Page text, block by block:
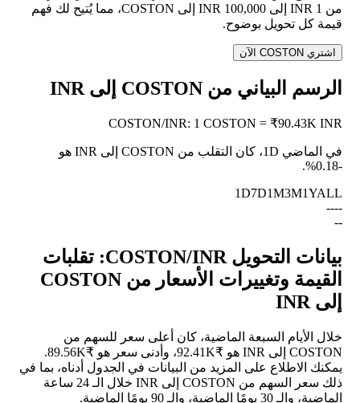
من 1 INR إلى 100,000 INR إلى COSTON، مما يُتيح لك فهم
قيمة كل تحويل بوضوح.
اشتري COSTON الآن
الرسم البياني من COSTON إلى INR
COSTON/INR: 1 COSTON = ₹90.43K INR
في الماضي 1D، كان التقلب من COSTON إلى INR هو
-0.18%
.
1D7D1M3M1YALL
--
--
--
بيانات التحويل COSTON/INR: تقلبات
القيمة وتغييرات الأسعار من COSTON
إلى INR
خلال الأيام السبعة الماضية، كان أعلى سعر للسهم من
COSTON إلى INR هو ₹92.41K، وأدنى سعر هو ₹89.56K.
يمكنك الاطلاع على المزيد من البيانات في الجدول أدناه، بما في
ذلك سعر السهم من COSTON إلى INR خلال الـ 24 ساعة
الماضية، والـ 30 يومًا الماضية، والـ 90 يومًا الماضية.